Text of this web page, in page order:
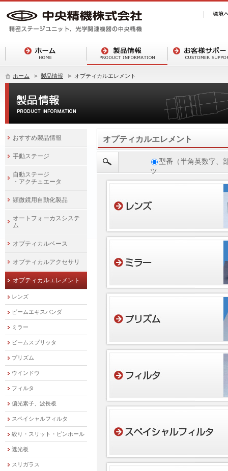
ホーム 製品情報 オプティカルエレメント
オプティカルエレメント
型番（半角英数字、
ツ
おすすめ製品情報
手動ステージ
自動ステージ
・アクチュエータ
顕微鏡用自動化製品
オートフォーカスシステ
ム
オプティカルベース
オプティカルアクセサリ
オプティカルエレメント
レンズ
ビームエキスパンダ
ミラー
ビームスプリッタ
プリズム
ウインドウ
フィルタ
偏光素子、波長板
スペイシャルフィルタ
絞り・スリット・ピンホール
遮光板
スリガラス